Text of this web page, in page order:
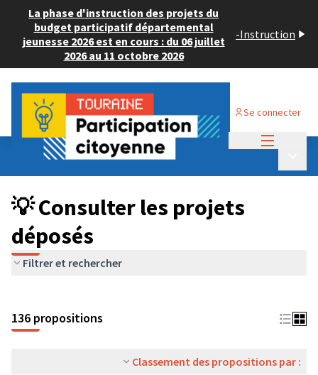
La phase d'instruction des projets du
budget participatif départemental
jeunesse 2026 est en cours : du 06 juillet
2026 au 11 octobre 2026
-Instruction
Se connecter
Budget Participatif JEUNESSE 2024
💡 Consulter les projets déposés
💡 Consulter les projets
déposés
Filtrer et rechercher
136 propositions
Classement des propositions par :